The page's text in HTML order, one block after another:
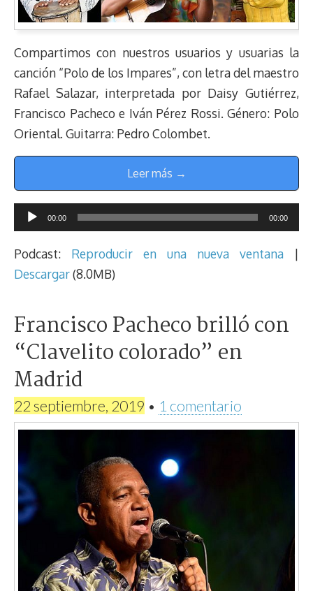
Compartimos con nuestros usuarios y usuarias la
canción “Polo de los Impares”, con letra del maestro
Rafael Salazar, interpretada por Daisy Gutiérrez,
Francisco Pacheco e Iván Pérez Rossi. Género: Polo
Oriental. Guitarra: Pedro Colombet.
Leer más →
Reproductor
de
audio
00:00 00:00
Podcast: Reproducir en una nueva ventana |
Descargar(8.0MB)
Francisco Pacheco brilló con
“Clavelito colorado” en
Madrid
22 septiembre, 2019 • 1 comentario